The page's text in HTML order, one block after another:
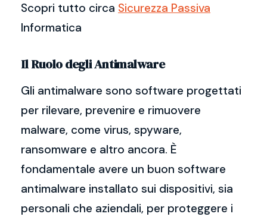
Scopri tutto circa Sicurezza Passiva
Informatica
Il Ruolo degli Antimalware
Gli antimalware sono software progettati
per rilevare, prevenire e rimuovere
malware, come virus, spyware,
ransomware e altro ancora. È
fondamentale avere un buon software
antimalware installato sui dispositivi, sia
personali che aziendali, per proteggere i